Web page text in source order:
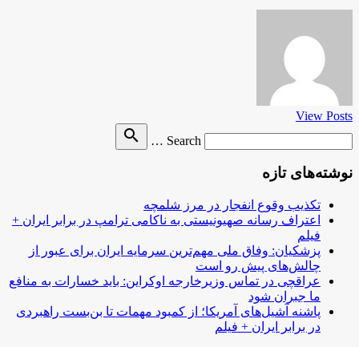
View Posts
Search …
search
نوشته‌های تازه
تکذیب وقوع انفجار در مرز شلمچه
اعتراف رسانه صهیونیستی به ناکامی ترامپ در برابر ایران +
فیلم
پزشکیان: وفاق ملی مهم‌ترین سرمایه ایران برای عبور از
چالش‌های پیش رو است
عراقچی در تماس وزیرخارجه اوکراین: باید خسارات به منافع
ما جبران شود
پاشنه آشیل‌های آمریکا؛ از کمبود مهمات تا بن‌بست راهبردی
در برابر ایران + فیلم